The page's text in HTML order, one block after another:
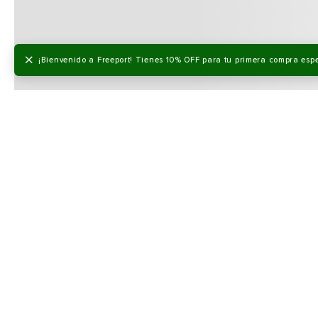
× ¡Bienvenido a Freeport! Tienes 10% OFF para tu primera compra